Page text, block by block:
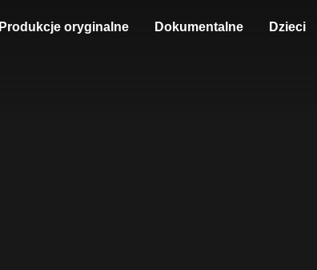
Produkcje oryginalne Dokumentalne Dzieci